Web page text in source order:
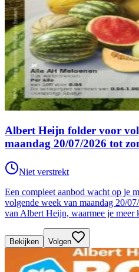
Albert Heijn folder voor
maandag 20/07/2026 tot
Niet verstrekt
Een compleet aanbod wacht op je
volgende week van maandag 20/
van Albert Heijn, waarmee je meer
Bekijken Volgen